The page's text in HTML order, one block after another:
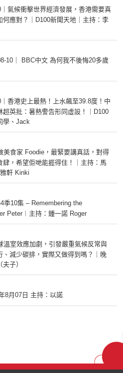
｜氣候衝擊世界經濟發展，香港需要真
應對？｜D100新聞天地｜主持：李
10｜ BBC中文 為何我不後悔20多歲
｜香港史上最熱！上水飆至39.8度！中
英批：暑熱警告形同虛設！｜D100
學、Jack
美食家 Foodie，最緊要講真話，對得
，希望佢哋能捱得住！｜主持：馬
軒 Kinki
季10集 – Remembering the
Peter︱主持：鍾一諾 Roger
溫室效應加劇，引發嚴重氣候反常與
減少碳排，實際又做得到嗎？｜晚
子）
8月07日 主持：以諾